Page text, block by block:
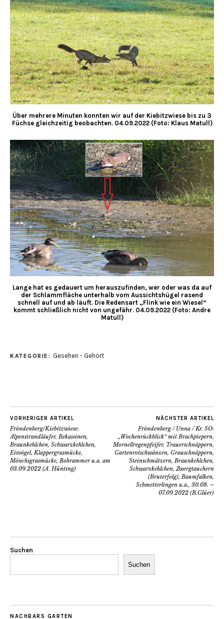
Über mehrere Minuten konnten wir auf der Kiebitzwiese bis zu 3
Füchse gleichzeitig beobachten. 04.09.2022 (Foto: Klaus Matull)
Lange hat es gedauert um herauszufinden, wer oder was da auf
der Schlammfläche unterhalb vom Aussichtshügel rasend
schnell auf und ab läuft. Die Redensart „Flink wie ein Wiesel“
kommt schließlich nicht von ungefähr. 04.09.2022 (Foto: Andre
Matull)
KATEGORIE: Gesehen - Gehört
VORHERIGER ARTIKEL
Fröndenberg/Kiebitzwiese:
Alpenstrandläufer, Bekassinen,
Braunkehlchen, Schwarzkehlchen,
Eisvögel, Klappergrasmücke,
Mönchsgrasmücke, Rohrammer u.a. am
03.09.2022 (A. Hünting)
NÄCHSTER ARTIKEL
Fröndenberg / Unna / Kr. SO:
„Wochenrückblick“ mit Brachpiepern,
Mornellregenpfeifer, Trauerschnäppern,
Gartenrotschwänzen, Grauschnäppern,
Steinschmätzern, Braunkehlchen,
Schwarzkehlchen, Zwergtauchern
(Bruterfolg), Baumfalken,
Schmetterlingen u.a., 30.08. –
07.09.2022 (B.Glüer)
Suchen
Suchen
NACHBARS GARTEN